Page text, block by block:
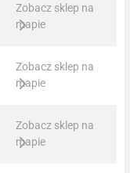
Zobacz sklep na
mapie
Zobacz sklep na
mapie
Zobacz sklep na
mapie